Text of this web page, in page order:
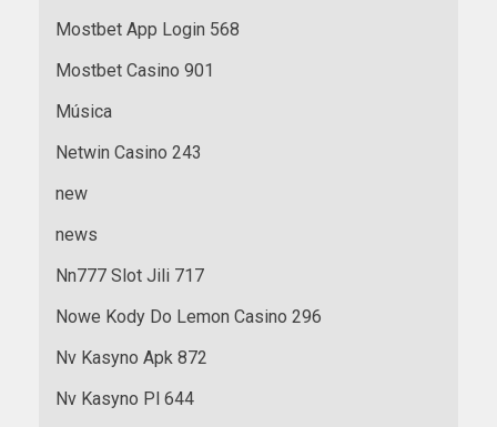
Mostbet App Login 568
Mostbet Casino 901
Música
Netwin Casino 243
new
news
Nn777 Slot Jili 717
Nowe Kody Do Lemon Casino 296
Nv Kasyno Apk 872
Nv Kasyno Pl 644